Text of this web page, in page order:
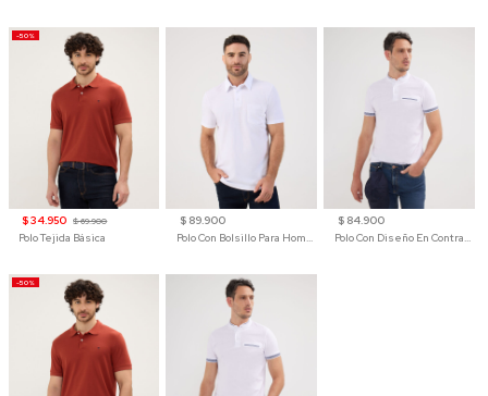
-50%
$ 34.950 $ 69.900
Polo Tejida Básica
$ 89.900
Polo Con Bolsillo Para Hombre
$ 84.900
Polo Con Diseño En Contraste
-50%